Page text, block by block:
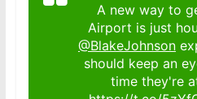
A new way to
Airport is just
@BlakeJohnson
should keep an
time they're